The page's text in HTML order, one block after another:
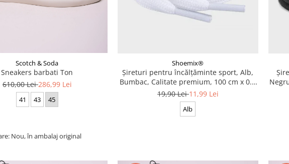
Scotch & Soda
Sneakers barbati Ton
610,00 Lei286,99 Lei
41 43 45
Nou, în ambalaj original
Shoemix®
Șireturi pentru încălțăminte sport, Alb,
Bumbac, Calitate premium, 100 cm x 0.8
cm
19,90 Lei11,99 Lei
Alb